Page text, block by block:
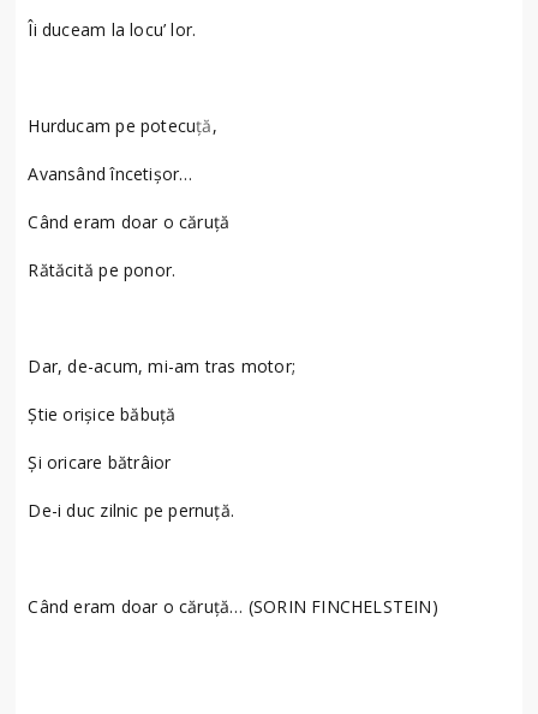
Îi duceam la locu’ lor.
Hurducam pe potecuţă,
Avansând încetișor…
Când eram doar o căruţă
Rătăcită pe ponor.
Dar, de-acum, mi-am tras motor;
Știe orișice băbuţă
Și oricare bătrâior
De-i duc zilnic pe pernuţă.
Când eram doar o căruţă… (SORIN FINCHELSTEIN)